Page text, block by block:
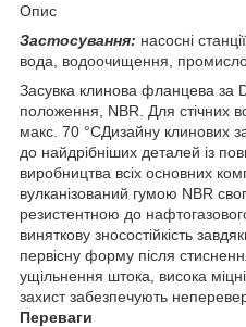
Опис
Застосування: насосні
вода, водоочищення,
Засувка клинова фланцева за
положення, NBR. Для стічних
макс. 70 °CДизайну клинових
до найдрібніших деталей із
виробництва всіх основних
вулканізований гумою NBR
резистентною до
виняткову зносостійкість
первісну форму після
ущільнення штока, висока
захист забезпечують
Переваги